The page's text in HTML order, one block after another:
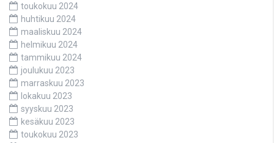
toukokuu 2024
huhtikuu 2024
maaliskuu 2024
helmikuu 2024
tammikuu 2024
joulukuu 2023
marraskuu 2023
lokakuu 2023
syyskuu 2023
kesäkuu 2023
toukokuu 2023